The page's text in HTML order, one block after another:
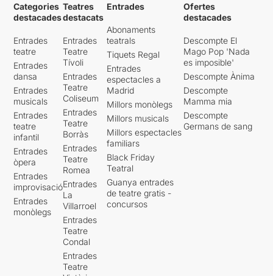
Categories
destacades
Entrades
teatre
Entrades
dansa
Entrades
musicals
Entrades
teatre
infantil
Entrades
òpera
Entrades
improvisació
Entrades
monòlegs
Teatres
destacats
Entrades
Teatre
Tívoli
Entrades
Teatre
Coliseum
Entrades
Teatre
Borràs
Entrades
Teatre
Romea
Entrades
La
Villarroel
Entrades
Teatre
Condal
Entrades
Teatre
Entrades
Abonaments
teatrals
Tiquets Regal
Entrades
espectacles a
Madrid
Millors monòlegs
Millors musicals
Millors espectacles
familiars
Black Friday
Teatral
Guanya entrades
de teatre gratis -
concursos
Ofertes
destacades
Descompte El
Mago Pop 'Nada
es imposible'
Descompte Ànima
Descompte
Mamma mia
Descompte
Germans de sang